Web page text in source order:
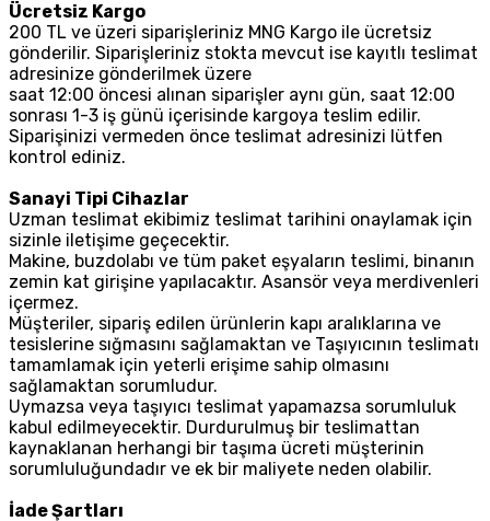
Ücretsiz Kargo
200 TL ve üzeri siparişleriniz MNG Kargo ile ücretsiz
gönderilir. Siparişleriniz stokta mevcut ise kayıtlı teslimat
adresinize gönderilmek üzere
saat 12:00 öncesi alınan siparişler aynı gün, saat 12:00
sonrası 1-3 iş günü içerisinde kargoya teslim edilir.
Siparişinizi vermeden önce teslimat adresinizi lütfen
kontrol ediniz.
Sanayi Tipi Cihazlar
Uzman teslimat ekibimiz teslimat tarihini onaylamak için
sizinle iletişime geçecektir.
Makine, buzdolabı ve tüm paket eşyaların teslimi, binanın
zemin kat girişine yapılacaktır. Asansör veya merdivenleri
içermez.
Müşteriler, sipariş edilen ürünlerin kapı aralıklarına ve
tesislerine sığmasını sağlamaktan ve Taşıyıcının teslimatı
tamamlamak için yeterli erişime sahip olmasını
sağlamaktan sorumludur.
Uymazsa veya taşıyıcı teslimat yapamazsa sorumluluk
kabul edilmeyecektir. Durdurulmuş bir teslimattan
kaynaklanan herhangi bir taşıma ücreti müşterinin
sorumluluğundadır ve ek bir maliyete neden olabilir.
İade Şartları